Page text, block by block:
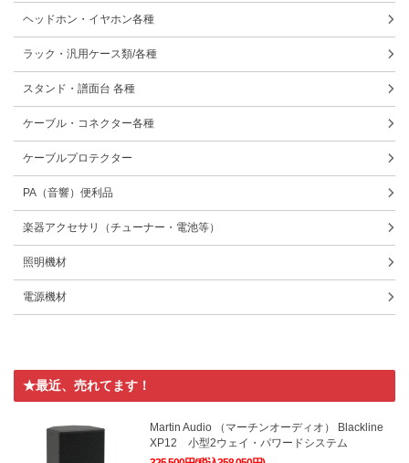
ヘッドホン・イヤホン各種
ラック・汎用ケース類/各種
スタンド・譜面台 各種
ケーブル・コネクター各種
ケーブルプロテクター
PA（音響）便利品
楽器アクセサリ（チューナー・電池等）
照明機材
電源機材
★最近、売れてます！
Martin Audio （マーチンオーディオ） Blackline
XP12 小型2ウェイ・パワードシステム